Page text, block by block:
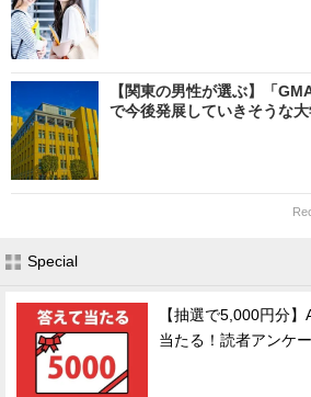
【関東の男性が選ぶ】「
で今後発展していきそうな
Special
【抽選で5,000円分
当たる！読者アンケ